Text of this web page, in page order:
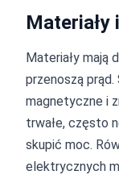
Materiały
Materiały mają
przenoszą
magnetyczne i
trwałe, często
skupić moc.
elektrycznych